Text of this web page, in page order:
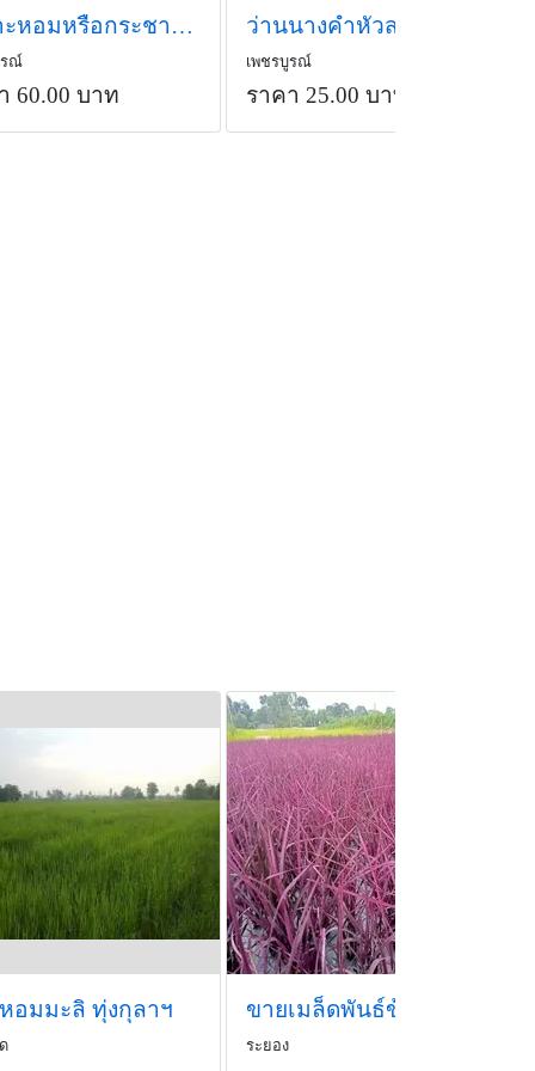
เปราะหอมหรือกระชายหอม
รณ์
60.00 บาท
เพชรบูรณ์
ราคา 25.00 บาท
อมมะลิ ทุ่งกุลาฯ ขายเมล็ดพันธ์ข้าวสีชมพู
ระยอง